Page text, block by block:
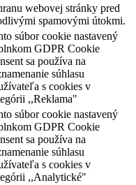
webovej stránky pred
spamovými útokmi.
súbor cookie nastavený
GDPR Cookie
sa používa na
súhlasu
s cookies v
,,Reklama"
súbor cookie nastavený
GDPR Cookie
sa používa na
súhlasu
s cookies v
,,Analytické"